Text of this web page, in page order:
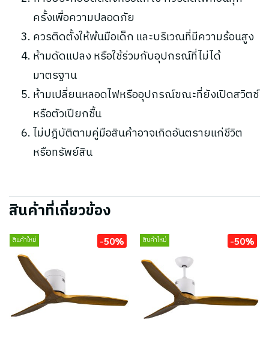
ครั้งเพื่อความปลอดภัย
ควรติดตั้งให้พ้นมือเด็ก และบริเวณที่มีความร้อนสูง
ห้ามดัดแปลง หรือใช้ร่วมกับอุปกรณ์ที่ไม่ได้
มาตรฐาน
ห้ามเปลี่ยนหลอดไฟหรืออุปกรณ์ขณะที่ยังเปิดสวิตช์
หรือตัวเปียกชื้น
ไม่ปฎิบัติตามคู่มือสินค้าอาจเกิดอันตรายแก่ชีวิต
หรือทรัพย์สิน
สินค้าที่เกี่ยวข้อง
สินค้าใหม่ -50% สินค้าใหม่ -50%